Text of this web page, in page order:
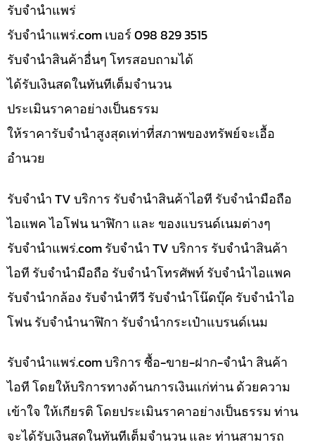
รับจํานำแพร่
รับจํานําแพร่.com เบอร์ 098 829 3515
รับจำนำสินค้าอื่นๆ โทรสอบถามได้
ได้รับเงินสดในทันทีเต็มจำนวน
ประเมินราคาอย่างเป็นธรรม
ให้ราคารับจำนำสูงสุดเท่าที่สภาพของทรัพย์จะเอื้อ
อำนวย
รับจำนำ TV บริการ รับจำนำสินค้าไอที รับจำนำมือถือ
ไอแพค ไอโฟน นาฬิกา และ ของแบรนด์เนมต่างๆ
รับจํานําแพร่.com รับจำนำ TV บริการ รับจำนำสินค้า
ไอที รับจำนำมือถือ รับจำนำโทรศัพท์ รับจำนำไอแพค
รับจำนำกล้อง รับจำนำทีวี รับจำนำโน๊ดบุ๊ค รับจำนำไอ
โฟน รับจำนำนาฬิกา รับจำนำกระเป๋าแบรนด์เนม
รับจํานําแพร่.com บริการ ซื้อ-ขาย-ฝาก-จำนำ สินค้า
ไอที โดยให้บริการทางด้านการเงินแก่ท่าน ด้วยความ
เข้าใจ ให้เกียรติ โดยประเมินราคาอย่างเป็นธรรม ท่าน
จะได้รับเงินสดในทันทีเต็มจำนวน และ ท่านสามารถ